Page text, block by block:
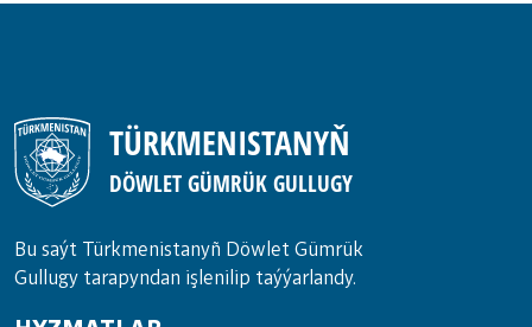
TÜRKMENISTANYŇ
DÖWLET GÜMRÜK GULLUGY
Bu saýt Türkmenistanyñ Döwlet Gümrük
Gullugy tarapyndan işlenilip taýýarlandy.